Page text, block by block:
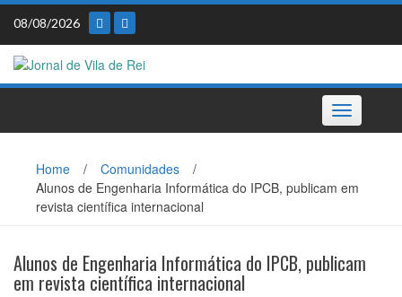
Skip
content
08/08/2026
Toggle
navigation
Home / Comunidades
/
Alunos de Engenharia Informática do IPCB, publicam em
revista científica internacional
Alunos de Engenharia Informática do IPCB, publicam
em revista científica internacional